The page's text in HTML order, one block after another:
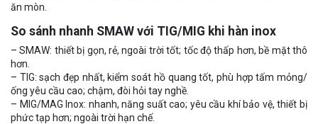
ăn mòn.
So sánh nhanh SMAW với TIG/MIG khi hàn inox
– SMAW: thiết bị gọn, rẻ, ngoài trời tốt; tốc độ thấp hơn, bề mặt thô
hơn.
– TIG: sạch đẹp nhất, kiểm soát hồ quang tốt, phù hợp tấm mỏng/
ống yêu cầu cao; chậm, đòi hỏi tay nghề.
– MIG/MAG Inox: nhanh, năng suất cao; yêu cầu khí bảo vệ, thiết bị
phức tạp hơn; ngoài trời hạn chế.